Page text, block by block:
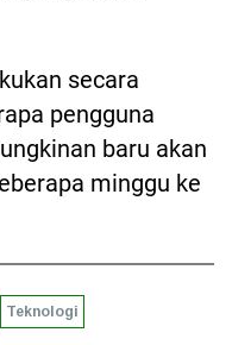
secara
pengguna
baru akan
minggu ke
Teknologi